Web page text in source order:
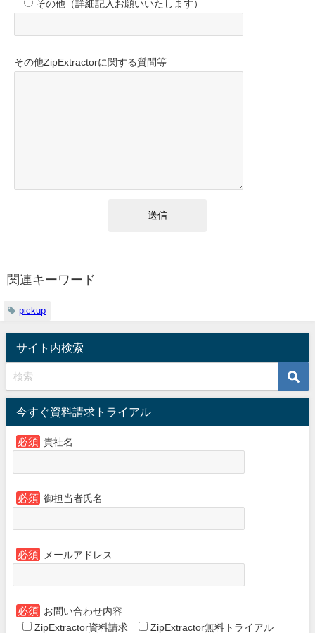
その他（詳細記入お願いいたします）
その他ZipExtractorに関する質問等
関連キーワード
pickup
サイト内検索
今すぐ資料請求トライアル
必須 貴社名
必須 御担当者氏名
必須 メールアドレス
必須 お問い合わせ内容
ZipExtractor資料請求
ZipExtractor無料トライアル